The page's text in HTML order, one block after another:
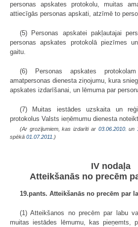
personas apskates protokolu, muitas
attiecīgās personas apskati, atzīmē to
(5) Personas apskatei pakļautajai
personas apskates protokolā piezīmes
gaitu.
(6) Personas apskates
amatpersonas dienesta ziņojumu, kura
apskates izdarīšanai, un lēmuma par
(7) Muitas iestādes uzskaita un
protokolus Valsts ieņēmumu dienesta
(Ar grozījumiem, kas izdarīti ar 03.06.2010. un
spēkā 01.07.2011.)
IV nodaļa
Atteikšanās no precēm
19.pants. Atteikšanās no precēm par
(1) Atteikšanos no precēm par labu
muitas iestādes lēmumu, kas pieņemts,